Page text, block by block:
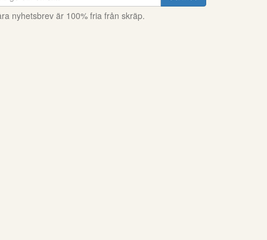
nyhetsbrev är 100% fria från skräp.